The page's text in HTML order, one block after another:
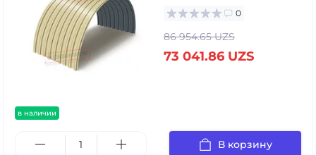
в наличии
0
86 954.65 UZS
73 041.86 UZS
В корзину